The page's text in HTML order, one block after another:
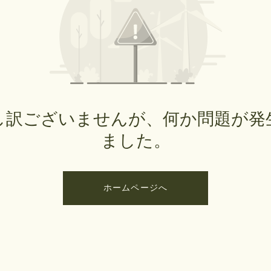
訳ございませんが、何か問題が発
ました。
ホームページへ